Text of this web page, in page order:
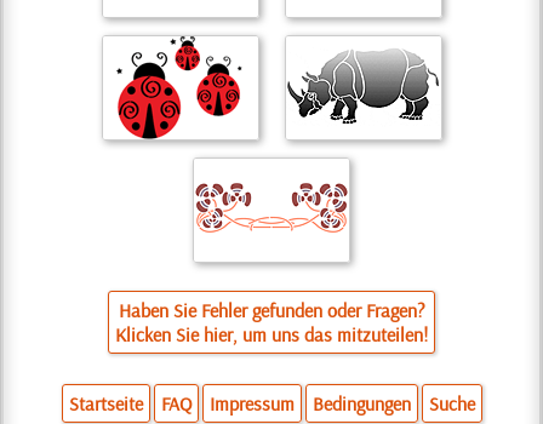
Haben Sie Fehler gefunden oder Fragen?
Klicken Sie hier, um uns das mitzuteilen!
Startseite FAQ Impressum Bedingungen Suche